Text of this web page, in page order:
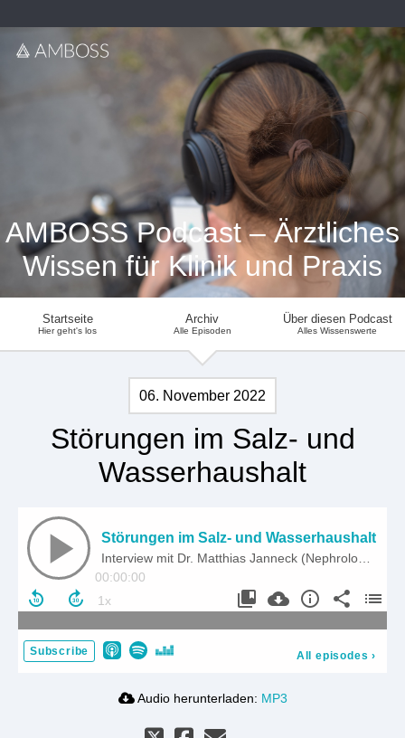
AMBOSS Podcast – Ärztliches
Wissen für Klinik und Praxis
Startseite
Hier geht's los
Archiv
Alle Episoden
Über diesen Podcast
Alles Wissenswerte
06. November 2022
Störungen im Salz- und
Wasserhaushalt
Störungen im Salz- und Wasserhaushalt
00:00:00
Subscribe All episodes ›
Audio herunterladen: MP3